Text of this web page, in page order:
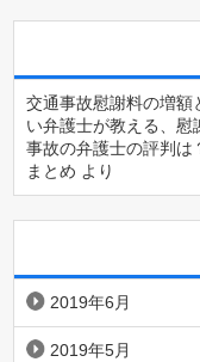
交通事故慰謝料の増額
い弁護士が教える、慰
事故の弁護士の評判は
まとめ より
2019年6月
2019年5月